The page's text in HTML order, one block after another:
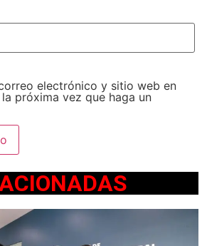
electrónico y sitio web en
próxima vez que haga un